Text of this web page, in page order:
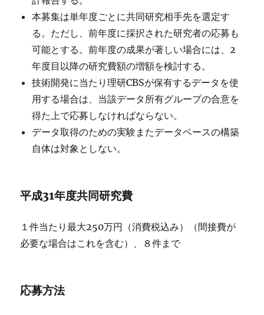
本募集は単年度ごとに共同研究相手先を選定す
る。ただし、前年度に採択された研究者の応募も
可能とする。前年度の成果が著しい場合には、2
年度目以降の研究費額の増額を検討する。
技術開発に当たり理研CBSが保有するデータを使
用する場合は、当該データ所有グループの合意を
得た上で応募しなければならない。
データ取得のための実験またデータベースの構築
自体は対象としない。
平成31年度共同研究費
１件当たり最大250万円（消費税込み）（間接費が
必要な場合はこれを含む）、８件まで
応募方法